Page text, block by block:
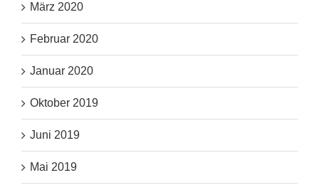
März 2020
Februar 2020
Januar 2020
Oktober 2019
Juni 2019
Mai 2019